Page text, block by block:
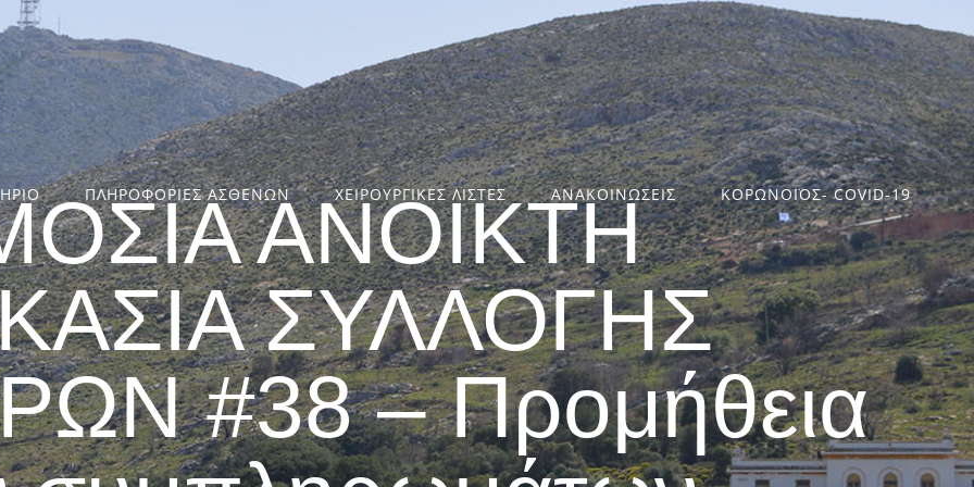
ΠΛΗΡΟΦΟΡΙΕΣ ΑΣΘΕΝΩΝ ΧΕΙΡΟΥΡΓΙΚΕΣ ΛΙΣΤΕΣ ΑΝΑΚΟΙΝΩΣΕΙΣ ΚΟΡΩΝΟΪΟΣ- COVID-19
ΑΝΟΙΚΤΗ
ΣΥΛΛΟΓΗΣ
#38 – Προμήθεια